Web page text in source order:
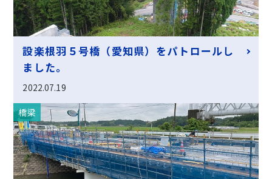
設楽根羽５号橋（愛知県）をパトロールし
ました。
2022.07.19
橋梁